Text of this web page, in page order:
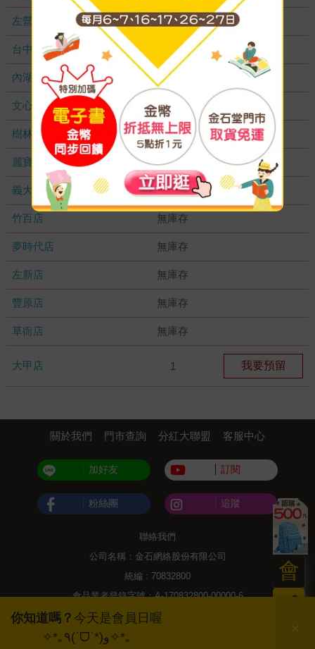
左營店 無庫存
台中秀泰店 無庫存
內湖大潤發 無庫存
文心店 無庫存
樹林店 無庫存
麗寶店 無庫存
義大店 無庫存
竹百店 無庫存
夢時代店 無庫存
左新店 無庫存
豐原店 無庫存
草衙店 無庫存
大甲店 1 我要預留
日
員
會
關於我們 門市查詢 分紅大聯盟 客服中心
加好友 訂閱
粉絲團 追蹤
聯絡我們
公司名稱：金石網絡股份有限公司
統編 : 70832800
食品業者登錄字號：A-170832800-00000-6
Copyright© 2000–2026 金石網絡股份有限公司
你知道嗎？ 今天是會員日喔
✧*｡٩(ˊᗜˋ*)و✧*｡